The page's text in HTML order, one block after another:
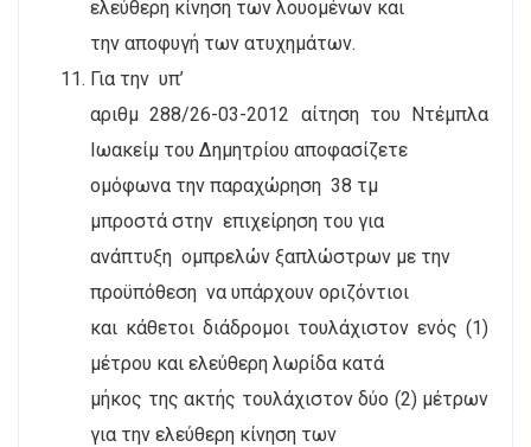
ελεύθερη κίνηση των λουομένων και
την αποφυγή των ατυχημάτων.
Για την υπ’
αριθμ 288/26-03-2012 αίτηση του Ντέμπλα
Ιωακείμ του Δημητρίου αποφασίζετε
ομόφωνα την παραχώρηση 38 τμ
μπροστά στην επιχείρηση του για
ανάπτυξη ομπρελών ξαπλώστρων με την
προϋπόθεση να υπάρχουν οριζόντιοι
και κάθετοι διάδρομοι τουλάχιστον ενός (1)
μέτρου και ελεύθερη λωρίδα κατά
μήκος της ακτής τουλάχιστον δύο (2) μέτρων
για την ελεύθερη κίνηση των